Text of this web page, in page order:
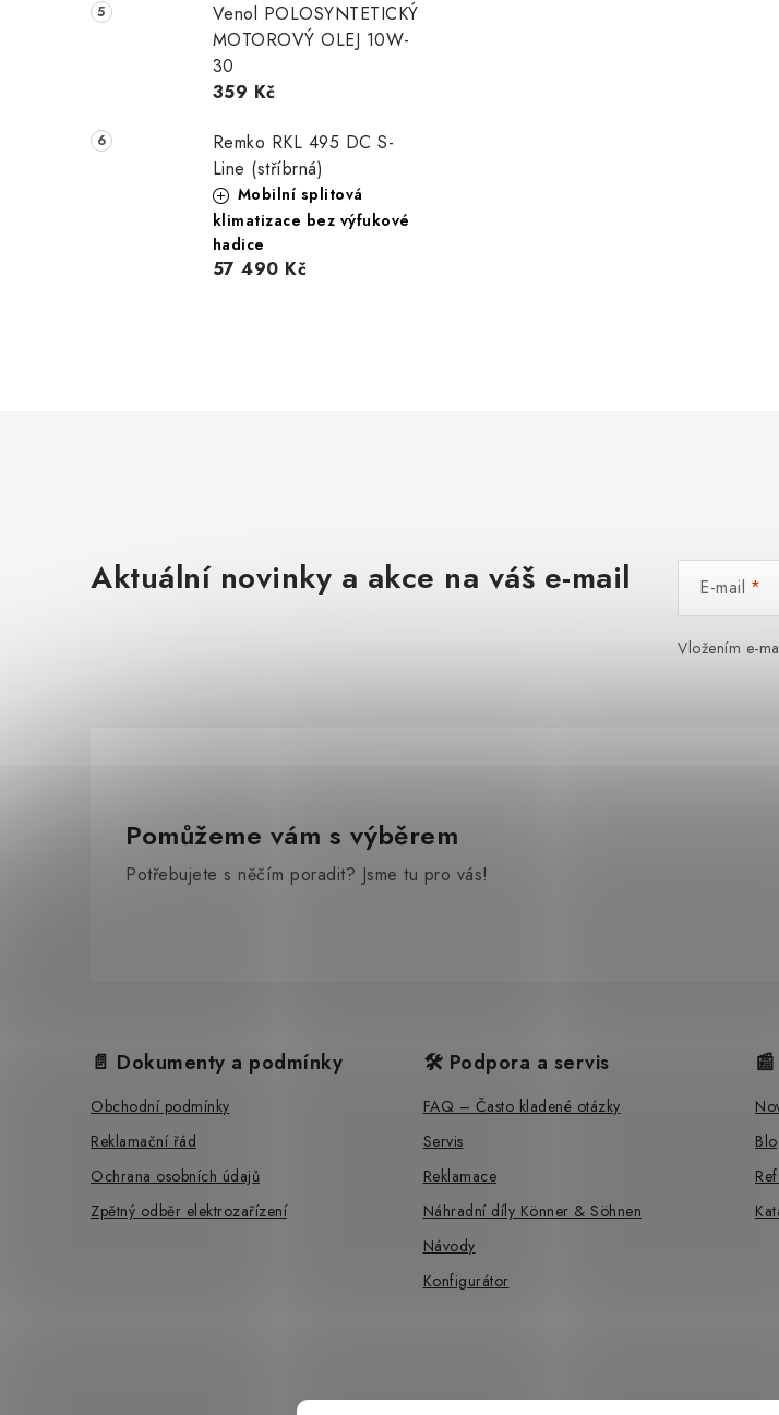
Venol POLOSYNTETICKÝ
MOTOROVÝ OLEJ 10W-
30
359 Kč
Remko RKL 495 DC S-
Line (stříbrná)
Mobilní splitová
klimatizace bez výfukové
hadice
57 490 Kč
Aktuální novinky a akce na váš e-mail E-mail
Vložením e-
Pomůžeme vám s výběrem
Potřebujete s něčím poradit? Jsme tu pro vás!
📄 Dokumenty a podmínky
Obchodní podmínky
Reklamační řád
Ochrana osobních údajů
Zpětný odběr elektrozařízení
🛠️ Podpora a servis
FAQ – Často kladené otázky
Servis
Reklamace
Náhradní díly Könner & Söhnen
Návody
Konfigurátor